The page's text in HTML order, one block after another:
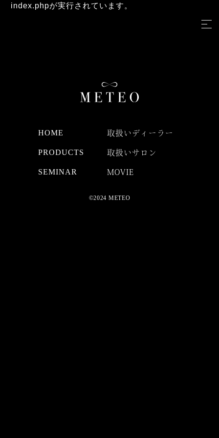
index.phpが実行されています。
HOME
PRODUCTS
SEMINAR
取扱いディーラー
取扱いサロン
MOVIE
©2024 METEO